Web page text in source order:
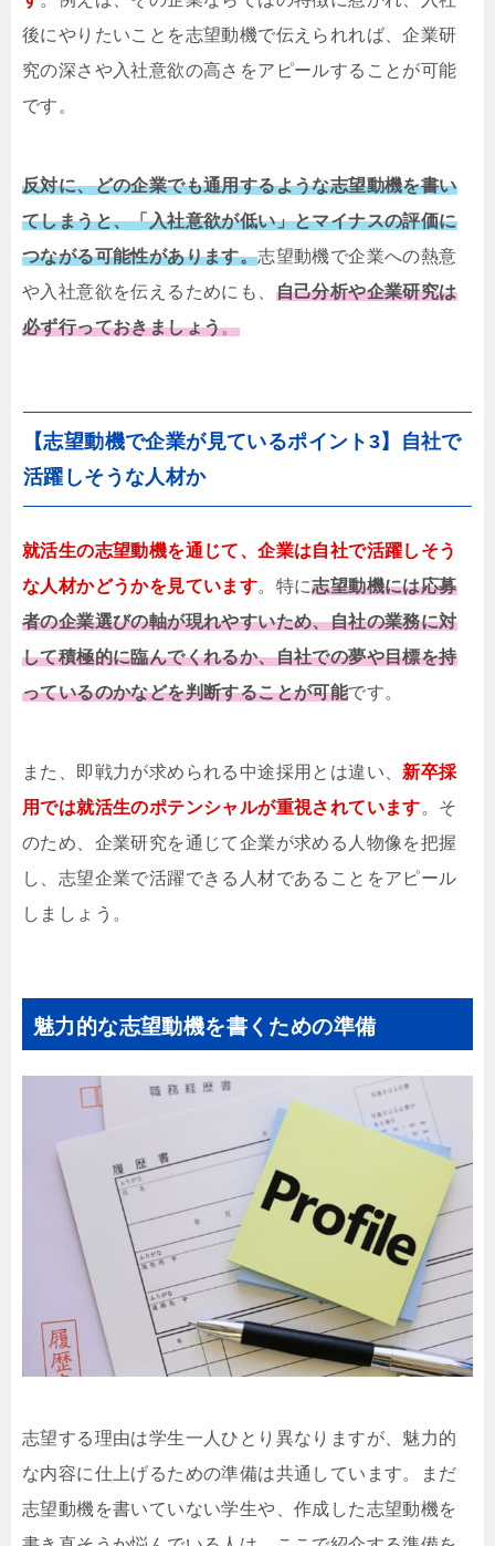
後にやりたいことを志望動機で伝えられれば、企業研
究の深さや入社意欲の高さをアピールすることが可能
です。
反対に、どの企業でも通用するような志望動機を書い
てしまうと、「入社意欲が低い」とマイナスの評価に
つながる可能性があります。志望動機で企業への熱意
や入社意欲を伝えるためにも、 自己分析や企業研究は
必ず行っておきましょう。
【志望動機で企業が見ているポイント3】自社で
活躍しそうな人材か
就活生の志望動機を通じて、企業は自社で活躍しそう
な人材かどうかを見ています。特に志望動機には応募
者の企業選びの軸が現れやすいため、自社の業務に対
して積極的に臨んでくれるか、自社での夢や目標を持
っているのかなどを判断することが可能です。
また、即戦力が求められる中途採用とは違い、新卒採
用では就活生のポテンシャルが重視されています。そ
のため、企業研究を通じて企業が求める人物像を把握
し、志望企業で活躍できる人材であることをアピール
しましょう。
魅力的な志望動機を書くための準備
志望する理由は学生一人ひとり異なりますが、魅力的
な内容に仕上げるための準備は共通しています。まだ
志望動機を書いていない学生や、作成した志望動機を